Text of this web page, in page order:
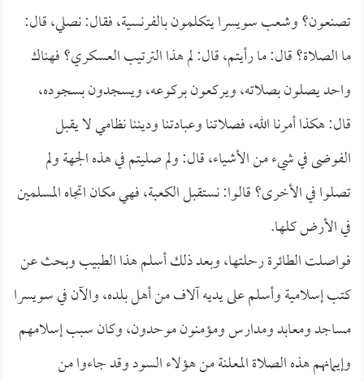
تصنعون؟ وشعب سويسرا يتكلمون بالفرنسية، فقال: نصلي، قال:
ما الصلاة؟ قال: ما رأيتم، قال: لم هذا الترتيب العسكري؟ فهناك
واحد يصلون بصلاته، ويركعون بركوعه، ويسجدون بسجوده،
قال: هكذا أمرنا الله، فصلاتنا وعبادتنا وديننا نظامي لا يقبل
الفوضى في شيء من الأشياء، قال: ولم صليتم في هذه الجهة ولم
تصلوا في الأخرى؟ قالوا: نستقبل الكعبة، فهي مكان اتجاه المسلمين
في الأرض كلها.
فواصلت الطائرة رحلتها، وبعد ذلك أسلم هذا الطبيب وبحث عن
كتب إسلامية وأسلم على يديه آلاف من أهل بلده، والآن في سويسرا
مساجد ومعابد ومدارس ومؤمنون موحدون، وكان سبب إسلامهم
وإيمانهم هذه الصلاة المعلنة من هؤلاء السود وقد جاءوا من